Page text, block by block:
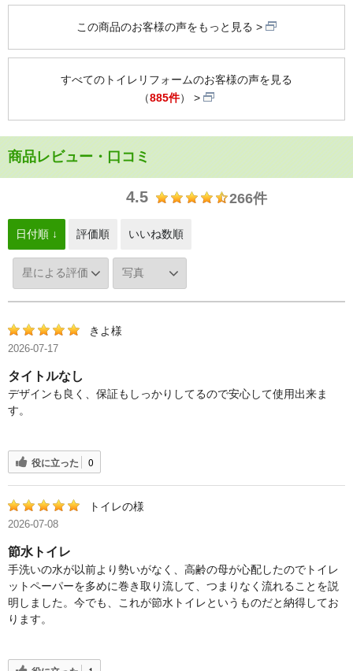
この商品のお客様の声をもっと見る
すべてのトイレリフォームのお客様の声を見る
（885件）
商品レビュー・口コミ
4.5 266件
日付順 ↓ 評価順 いいね数順
きよ様
2026-07-17
タイトルなし
デザインも良く、保証もしっかりしてるので安心して使用出来ま
す。
役に立った 0
トイレの様
2026-07-08
節水トイレ
手洗いの水が以前より勢いがなく、高齢の母が心配したのでトイレ
ットペーパーを多めに巻き取り流して、つまりなく流れることを説
明しました。今でも、これが節水トイレというものだと納得してお
ります。